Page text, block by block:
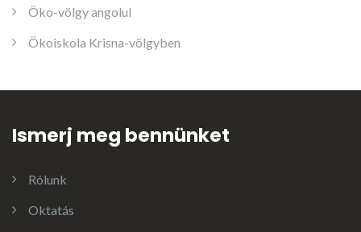
Öko-völgy angolul
Ökoiskola Krisna-völgyben
Ismerj meg bennünket
Rólunk
Oktatás